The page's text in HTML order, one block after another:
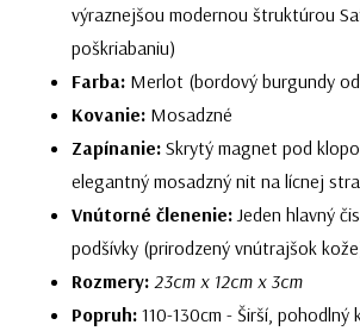
výraznejšou modernou štruktúrou
poškriabaniu)
Farba: Merlot (bordový burgundy
Kovanie: Mosadzné
Zapínanie: Skrytý magnet pod
elegantný mosadzný nit na lícnej
Vnútorné členenie: Jeden hlavný
podšívky (prirodzený vnútrajšok
Rozmery: 23cm x 12cm x 3cm
Popruh: 110-130cm - Širší, pohodlný